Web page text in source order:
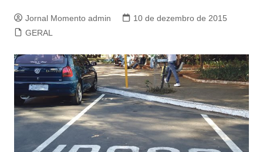
Jornal Momento admin
10 de dezembro de 2015
GERAL